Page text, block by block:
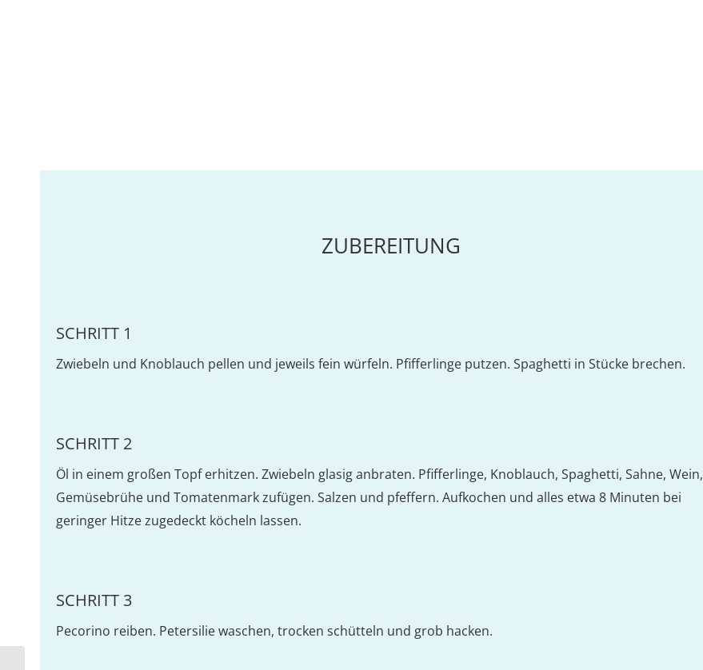
ZUBEREITUNG
SCHRITT 1
Zwiebeln und Knoblauch pellen und jeweils fein würfeln. Pfifferlinge putzen. Spaghetti in Stücke brechen.
SCHRITT 2
Öl in einem großen Topf erhitzen. Zwiebeln glasig anbraten. Pfifferlinge, Knoblauch, Spaghetti, Sahne, Wein,
Gemüsebrühe und Tomatenmark zufügen. Salzen und pfeffern. Aufkochen und alles etwa 8 Minuten bei
geringer Hitze zugedeckt köcheln lassen.
SCHRITT 3
Pecorino reiben. Petersilie waschen, trocken schütteln und grob hacken.